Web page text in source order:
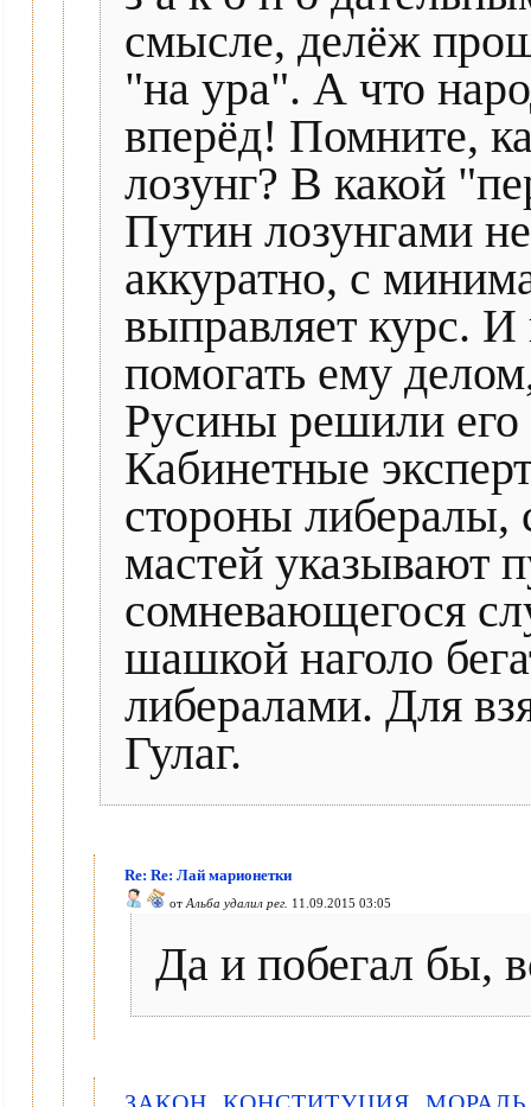
смысле, делёж
"на ура". А что
вперёд! Помните,
лозунг? В какой
Путин лозунгами
аккуратно, с
выправляет курс. И
помогать ему
Русины решили его
Кабинетные
стороны либералы,
мастей указывают
сомневающегося
шашкой наголо
либералами. Для
Гулаг.
Re: Re: Лай марионетки
от Альба удалил рег. 11.09.2015 03:05
Да и побегал бы,